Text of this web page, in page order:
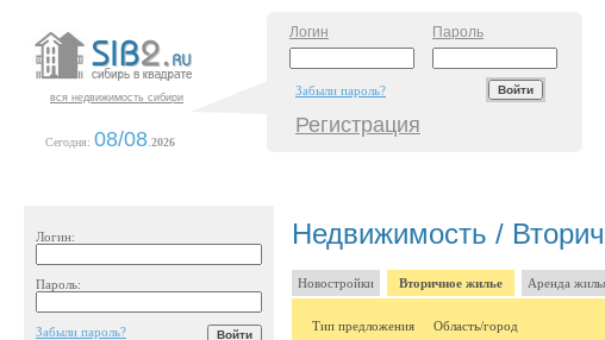
вся недвижимость сибири
Сегодня: 08/08 2026
Логин Пароль
Забыли пароль?
Регистрация
Логин:
Пароль:
Забыли пароль?
Недвижимость /
Новостройки Вторичное жилье Аренда
Тип предложения Область/город